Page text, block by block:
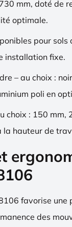
mm, doté de
optimale.
pour sols
installation fixe.
– au choix :
poli en
choix : 150
la hauteur de
favorise
des